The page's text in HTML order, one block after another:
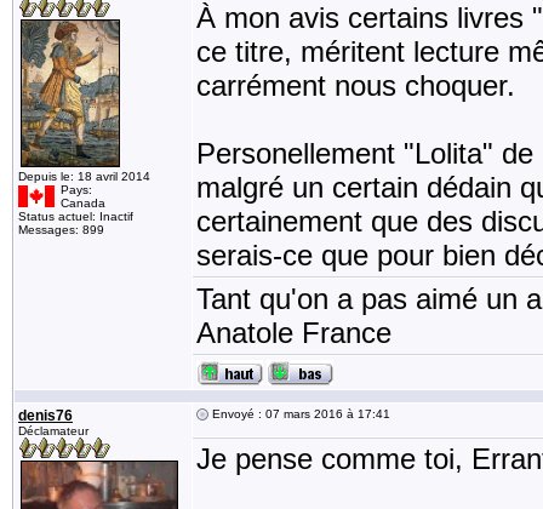
Depuis le: 18 avril 2014
Pays:
Canada
Status actuel: Inactif
Messages: 899
À mon avis certains livres
ce titre, méritent lecture
carrément nous choquer.
Personellement "Lolita"
malgré un certain dédain
certainement que des
serais-ce que pour bien
Tant qu'on a pas aimé un
Anatole France
denis76
Déclamateur
Envoyé : 07 mars 2016 à 17:41
Je pense comme toi,